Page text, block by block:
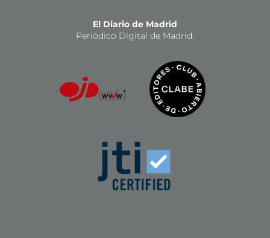
El Diario de Madrid
Periódico Digital de Madrid.